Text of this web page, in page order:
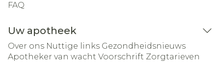
FAQ
Uw apotheek
Over ons Nuttige links Gezondheidsnieuws
Apotheker van wacht Voorschrift Zorgtarieven